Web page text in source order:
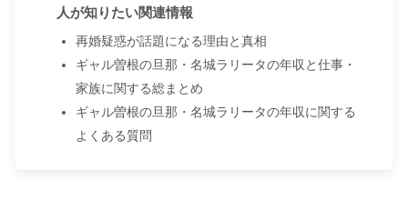
人が知りたい関連情報
再婚疑惑が話題になる理由と真相
ギャル曽根の旦那・名城ラリータの年収と仕事・
家族に関する総まとめ
ギャル曽根の旦那・名城ラリータの年収に関する
よくある質問